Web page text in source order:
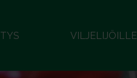
VILJELIJÖILLE